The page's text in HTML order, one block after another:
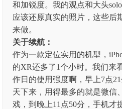
和加锐度。我的观点和大头
应该还原真实的照片，这些后
来做。
关于续航：
作为一款定位实用的机型，
的XR还多了1个小时。我们来
作日的使用强度啊，早上7点
天下来，用得最多的就是微信
戏，到晚上11点50分，手机才